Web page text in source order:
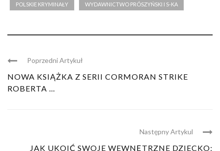
POLSKIE KRYMINAŁY WYDAWNICTWO PRÓSZYŃSKI I S-KA
Poprzedni Artykuł
NOWA KSIĄŻKA Z SERII CORMORAN STRIKE
ROBERTA ...
Następny Artykul
JAK UKOIĆ SWOJE WEWNĘTRZNE DZIECKO: